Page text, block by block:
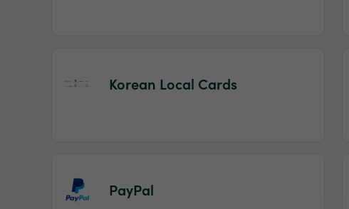
Korean Local Cards
PayPal